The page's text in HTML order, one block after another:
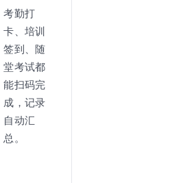
考勤打
卡、培训
签到、随
堂考试都
能扫码完
成，记录
自动汇
总。